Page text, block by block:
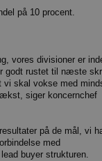
på 10 procent.
vores divisioner er
godt rustet til næste
vi skal vokse med
siger koncernchef
på de mål, vi
med
buyer strukturen.